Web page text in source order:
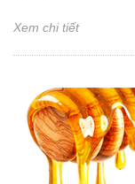
Xem chi tiết